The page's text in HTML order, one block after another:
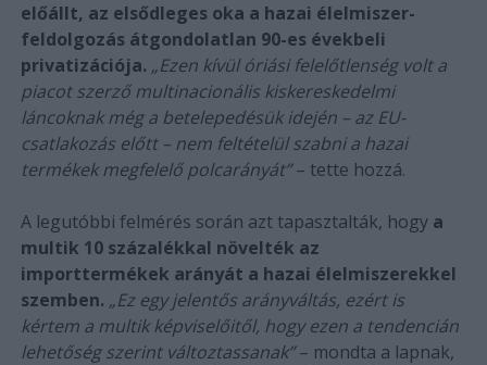
előállt, az elsődleges oka a hazai élelmiszer-
feldolgozás átgondolatlan 90-es évekbeli
privatizációja. „Ezen kívül óriási felelőtlenség volt a
piacot szerző multinacionális kiskereskedelmi
láncoknak még a betelepedésük idején – az EU-
csatlakozás előtt – nem feltételül szabni a hazai
termékek megfelelő polcarányát”– tette hozzá.
A legutóbbi felmérés során azt tapasztalták, hogy a
multik 10 százalékkal növelték az
importtermékek arányát a hazai élelmiszerekkel
szemben. „Ez egy jelentős arányváltás, ezért is
kértem a multik képviselőitől, hogy ezen a tendencián
lehetőség szerint változtassanak”– mondta a lapnak,